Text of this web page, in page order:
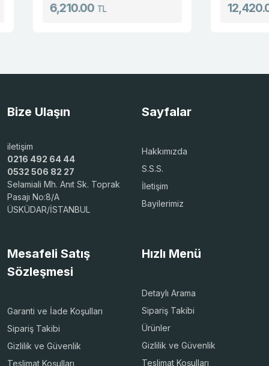
6,210.00TL 12,420.00
Bize Ulaşın
iletişim
0216 492 64 44
0532 506 82 27
Selamiali Mh. Anıt Sk. Toprak
Pasajı No:8/A
ÜSKÜDAR/İSTANBUL
Sayfalar
Hakkımızda
S.S.S.
İletişim
Bayilerimiz
Mesafeli Satış
Sözleşmesi
Garanti ve İade Koşulları
Sipariş Takibi
Gizlilik ve Güvenlik
Teslimat Koşulları
Hızlı Menü
Detaylı Arama
Sipariş Takibi
Ürünler
Gizlilik ve Güvenlik
Teslimat Koşulları